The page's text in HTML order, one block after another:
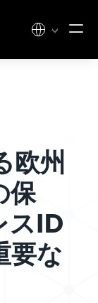
欧州
保
スID
要な